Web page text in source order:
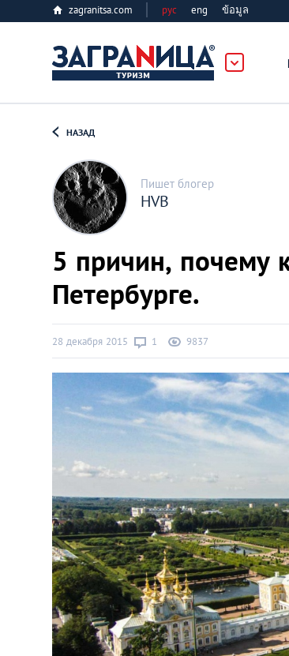
zagranitsa.com рус eng ข้อมูล
Астана
Афины
Киев
Лондон
Париж
Паттайя
Пхукет
НАЗАД
Пишет блогер
HVB
5 причин, почему
Петербурге.
28 декабря 2015 1 9837